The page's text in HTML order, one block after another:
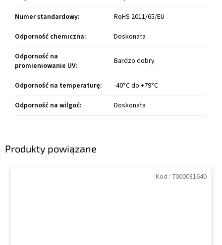
Produkty powiązane
Kod : 7000081640
Numer standardowy:
RoHS 2011/65/EU
Odporność chemiczna:
Doskonała
Odporność na
promieniowanie UV: Bardzo dobry
Odporność na temperaturę:
-40°C do +79°C
Odporność na wilgoć: Doskonała